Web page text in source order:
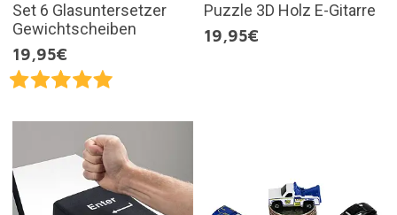
Set 6 Glasuntersetzer
Gewichtscheiben
19,95€
Puzzle 3D Holz E-Gitarre
19,95€